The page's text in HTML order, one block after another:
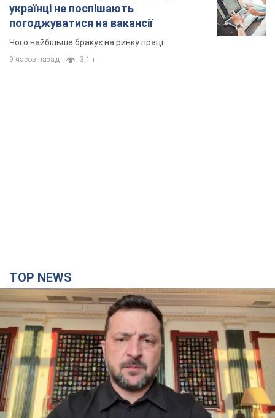
"Захист нашого життя": Зеленський про
антибалістику FREYJA, санкції проти Росії й
підтримку аграріїв. Відео
Європейські партнери долучаються до спільного проєкту
4 часа назад 50,1 т.
"Балістика вбиває людей": Сікорський закликав
обговорити перехоплення ворожих ракет над
Україною